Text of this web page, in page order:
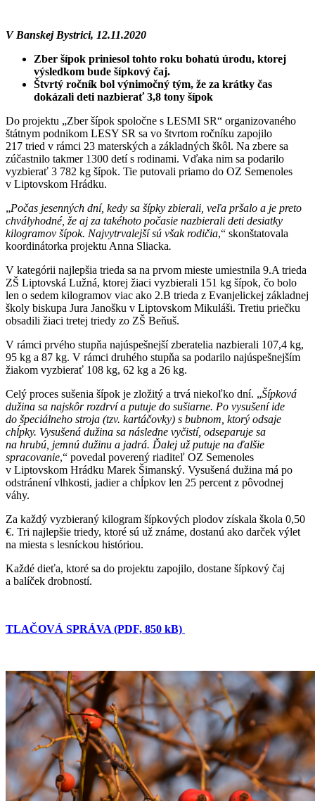
V Banskej Bystrici, 12.11.2020
Zber šípok priniesol tohto roku bohatú úrodu, ktorej
výsledkom bude šípkový čaj.
Štvrtý ročník bol výnimočný tým, že za krátky čas
dokázali deti nazbierať 3,8 tony šípok
Do projektu „Zber šípok spoločne s LESMI SR“ organizovaného
štátnym podnikom LESY SR sa vo štvrtom ročníku zapojilo
217 tried v rámci 23 materských a základných škôl. Na zbere sa
zúčastnilo takmer 1300 detí s rodinami. Vďaka nim sa podarilo
vyzbierať 3 782 kg šípok. Tie putovali priamo do OZ Semenoles
v Liptovskom Hrádku.
„Počas jesenných dní, kedy sa šípky zbierali, veľa pršalo a je preto
chvályhodné, že aj za takéhoto počasie nazbierali deti desiatky
kilogramov šípok. Najvytrvalejší sú však rodičia,“ skonštatovala
koordinátorka projektu Anna Sliacka.
V kategórii najlepšia trieda sa na prvom mieste umiestnila 9.A trieda
ZŠ Liptovská Lužná, ktorej žiaci vyzbierali 151 kg šípok, čo bolo
len o sedem kilogramov viac ako 2.B trieda z Evanjelickej základnej
školy biskupa Jura Janošku v Liptovskom Mikuláši. Tretiu priečku
obsadili žiaci tretej triedy zo ZŠ Beňuš.
V rámci prvého stupňa najúspešnejší zberatelia nazbierali 107,4 kg,
95 kg a 87 kg. V rámci druhého stupňa sa podarilo najúspešnejším
žiakom vyzbierať 108 kg, 62 kg a 26 kg.
Celý proces sušenia šípok je zložitý a trvá niekoľko dní. „Šípková
dužina sa najskôr rozdrví a putuje do sušiarne. Po vysušení ide
do špeciálneho stroja (tzv. kartáčovky) s bubnom, ktorý odsaje
chĺpky. Vysušená dužina sa následne vyčistí, odseparuje sa
na hrubú, jemnú dužinu a jadrá. Ďalej už putuje na ďalšie
spracovanie,“ povedal poverený riaditeľ OZ Semenoles
v Liptovskom Hrádku Marek Šimanský. Vysušená dužina má po
odstránení vlhkosti, jadier a chĺpkov len 25 percent z pôvodnej
váhy.
Za každý vyzbieraný kilogram šípkových plodov získala škola 0,50
€. Tri najlepšie triedy, ktoré sú už známe, dostanú ako darček výlet
na miesta s lesníckou históriou.
Každé dieťa, ktoré sa do projektu zapojilo, dostane šípkový čaj
a balíček drobností.
TLAČOVÁ SPRÁVA (PDF, 850 kB)